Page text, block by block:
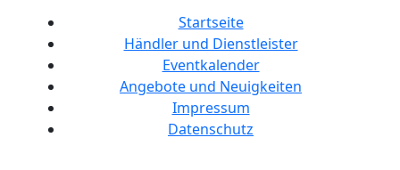
Startseite
Händler und Dienstleister
Eventkalender
Angebote und Neuigkeiten
Impressum
Datenschutz